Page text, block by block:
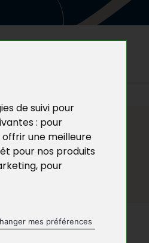
de suivi pour
: pour
offrir une meilleure
pour nos produits
, pour
mes préférences